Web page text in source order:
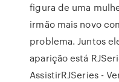
figura de uma
irmão mais novo
problema. Juntos
aparição está
AssistirRJSeries -